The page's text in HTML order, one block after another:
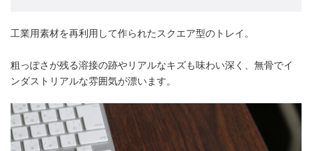
工業用素材を再利用して作られたスクエア型のトレイ。
粗っぽさが残る溶接の跡やリアルなキズも味わい深く、無骨でイ
ンダストリアルな雰囲気が漂います。